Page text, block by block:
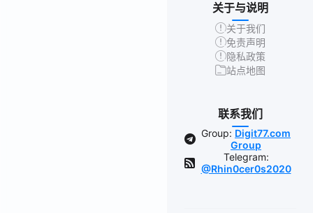
关于与说明
关于我们
免责声明
隐私政策
站点地图
联系我们
Group: Digit77.com
Group
Telegram:
@Rhin0cer0s2020